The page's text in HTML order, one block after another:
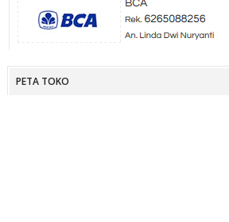
PETA TOKO